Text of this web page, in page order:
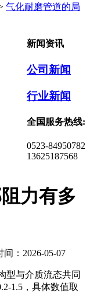
气化耐磨管道的局
新闻资讯
公司新闻
行业新闻
全国服务热线:
0523-84950782
13625187568
力有多
间：2026-05-07
与介质流态共同
1.5，具体数值取